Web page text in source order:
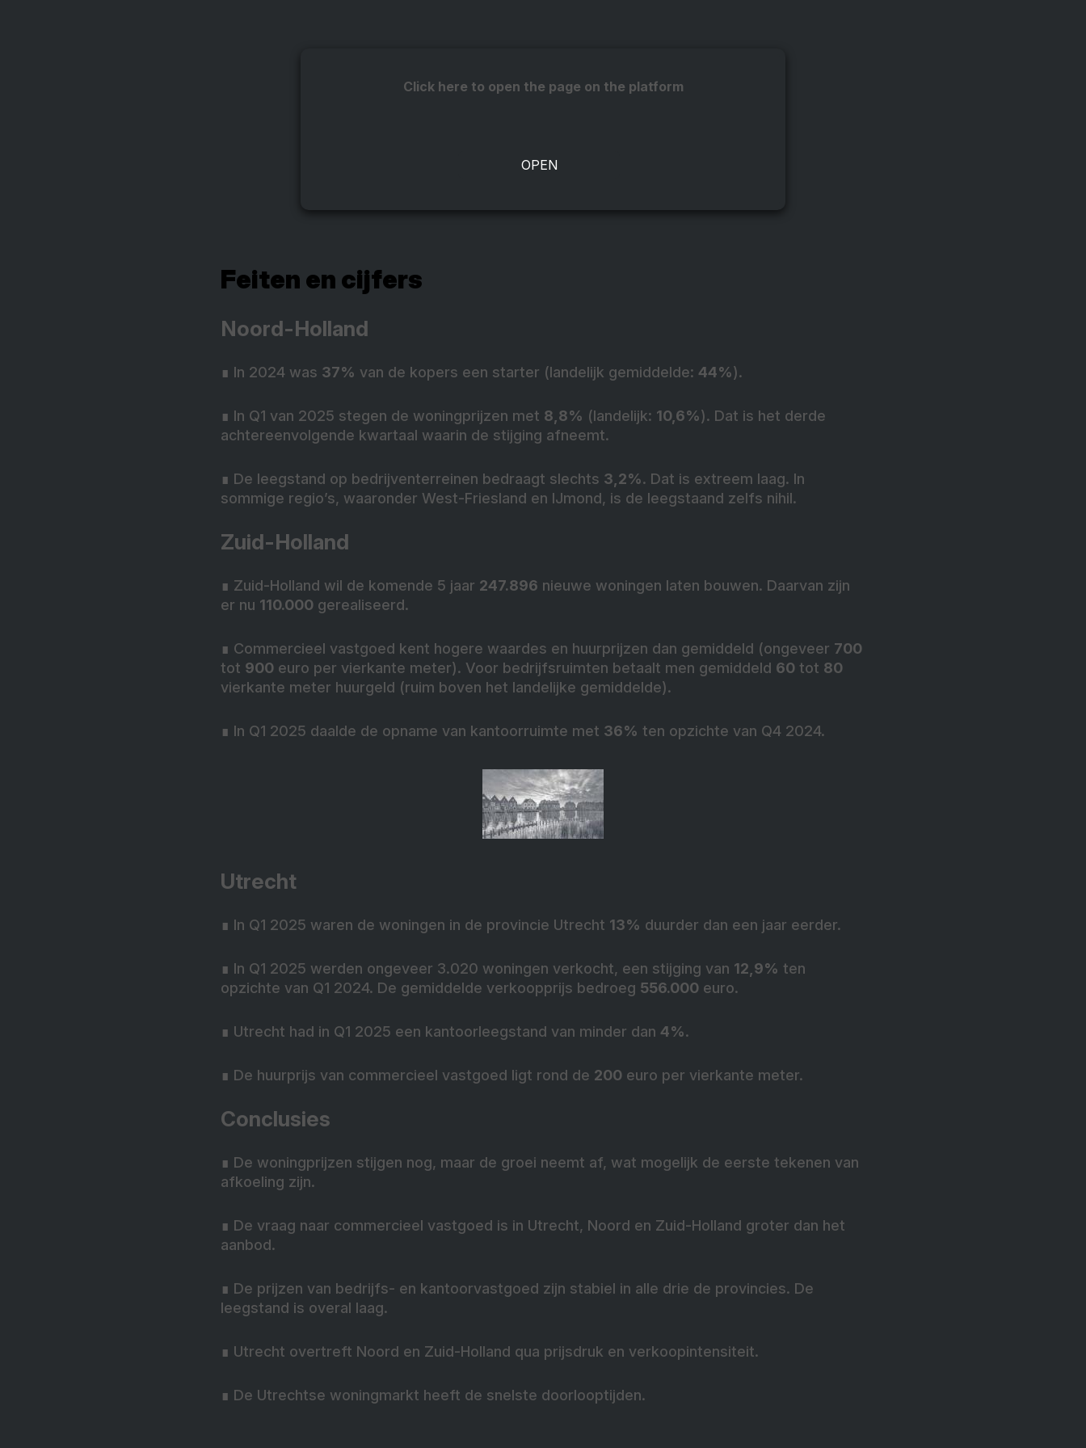
Click here to open the page on the platform
Feiten en cijfers
Noord-Holland
∎ In 2024 was 37% van de kopers een starter (landelijk gemiddelde: 44%).
∎ In Q1 van 2025 stegen de woningprijzen met 8,8% (landelijk: 10,6%). Dat is het derde
achtereenvolgende kwartaal waarin de stijging afneemt.
∎ De leegstand op bedrijventerreinen bedraagt slechts 3,2%. Dat is extreem laag. In
sommige regio’s, waaronder West-Friesland en IJmond, is de leegstaand zelfs nihil.
Zuid-Holland
∎ Zuid-Holland wil de komende 5 jaar 247.896 nieuwe woningen laten bouwen. Daarvan zijn
er nu 110.000 gerealiseerd.
∎ Commercieel vastgoed kent hogere waardes en huurprijzen dan gemiddeld (ongeveer 700
tot 900 euro per vierkante meter). Voor bedrijfsruimten betaalt men gemiddeld 60 tot 80
vierkante meter huurgeld (ruim boven het landelijke gemiddelde).
∎ In Q1 2025 daalde de opname van kantoorruimte met 36% ten opzichte van Q4 2024.
Utrecht
∎ In Q1 2025 waren de woningen in de provincie Utrecht 13% duurder dan een jaar eerder.
∎ In Q1 2025 werden ongeveer 3.020 woningen verkocht, een stijging van 12,9% ten
opzichte van Q1 2024. De gemiddelde verkoopprijs bedroeg 556.000 euro.
∎ Utrecht had in Q1 2025 een kantoorleegstand van minder dan 4%.
∎ De huurprijs van commercieel vastgoed ligt rond de 200 euro per vierkante meter.
Conclusies
∎ De woningprijzen stijgen nog, maar de groei neemt af, wat mogelijk de eerste tekenen van
afkoeling zijn.
∎ De vraag naar commercieel vastgoed is in Utrecht, Noord en Zuid-Holland groter dan het
aanbod.
∎ De prijzen van bedrijfs- en kantoorvastgoed zijn stabiel in alle drie de provincies. De
leegstand is overal laag.
∎ Utrecht overtreft Noord en Zuid-Holland qua prijsdruk en verkoopintensiteit.
∎ De Utrechtse woningmarkt heeft de snelste doorlooptijden.